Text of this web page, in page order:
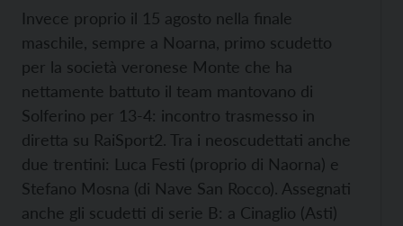
Invece proprio il 15 agosto nella finale
maschile, sempre a Noarna, primo scudetto
per la società veronese Monte che ha
nettamente battuto il team mantovano di
Solferino per 13-4: incontro trasmesso in
diretta su RaiSport2. Tra i neoscudettati anche
due trentini: Luca Festi (proprio di Naorna) e
Stefano Mosna (di Nave San Rocco). Assegnati
anche gli scudetti di serie B: a Cinaglio (Asti)